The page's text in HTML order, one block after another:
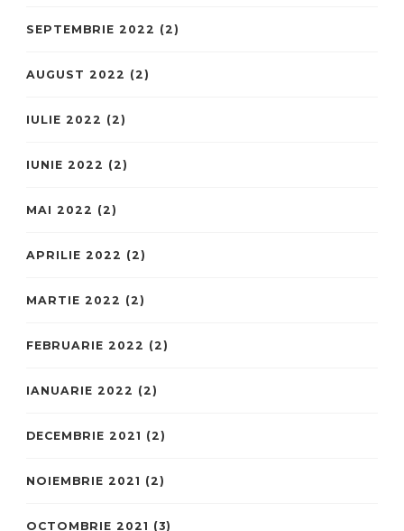
SEPTEMBRIE 2022 (2)
AUGUST 2022 (2)
IULIE 2022 (2)
IUNIE 2022 (2)
MAI 2022 (2)
APRILIE 2022 (2)
MARTIE 2022 (2)
FEBRUARIE 2022 (2)
IANUARIE 2022 (2)
DECEMBRIE 2021 (2)
NOIEMBRIE 2021 (2)
OCTOMBRIE 2021 (3)